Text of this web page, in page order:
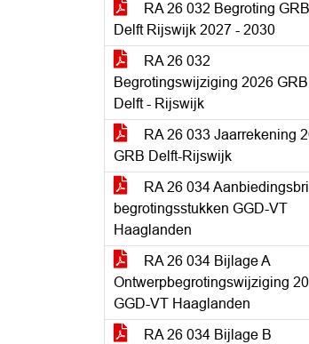
RA 26 032 Begroting GRB
Delft Rijswijk 2027 - 2030
RA 26 032
Begrotingswijziging 2026 GRB
Delft - Rijswijk
RA 26 033 Jaarrekening
GRB Delft-Rijswijk
RA 26 034
begrotingsstukken GGD-VT
Haaglanden
RA 26 034 Bijlage A
Ontwerpbegrotingswijziging
GGD-VT Haaglanden
RA 26 034 Bijlage B